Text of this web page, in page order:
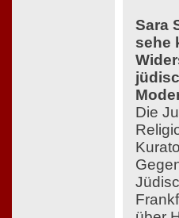
Sara
sehe
Die